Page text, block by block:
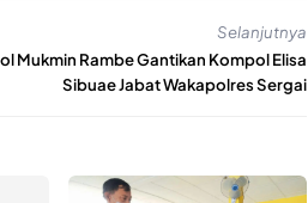
Selanjutnya
Mukmin Rambe Gantikan Kompol Elisa
Sibuae Jabat Wakapolres Sergai